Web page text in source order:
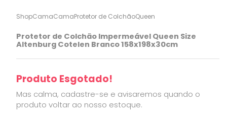
ShopCamaCamaProtetor de ColchãoQueen
Protetor de Colchão Impermeável Queen Size
Altenburg Cotelen Branco 158x198x30cm
Produto Esgotado!
Mas calma, cadastre-se e avisaremos quando o
produto voltar ao nosso estoque.